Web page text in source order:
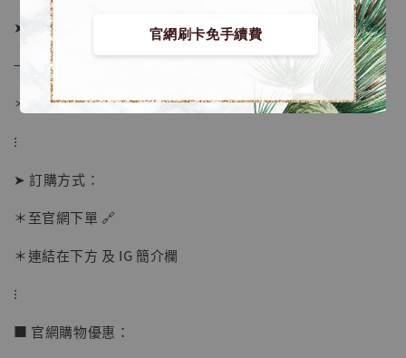
官網刷卡免手續費
【店內現貨】海賊王 系列蒐藏雕像 布魯克達
摩 [7STARS Studio]
NT$ 1,500
➤ 預計發貨日：工作室結單後約3個月 (僅供參考)
→ 若有提前或延後則以廠商實際發貨時間為準
＊ 若有時間考量, 請至官網現貨區選購
⁝
➤ 訂購方式：
＊至官網下單 🔗
＊連結在下方 及 IG 簡介欄
⁝
■ 官網購物優惠：